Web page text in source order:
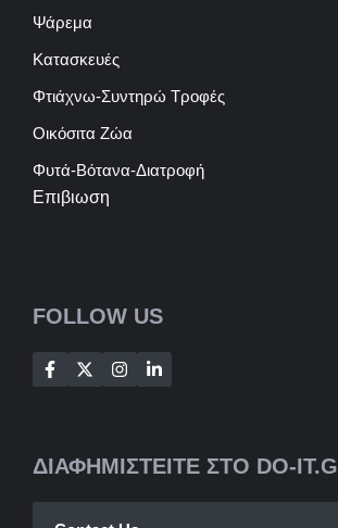
Ψάρεμα
Κατασκευές
Φτιάχνω-Συντηρώ Τροφές
Οικόσιτα Ζώα
Φυτά-Βότανα-Διατροφή
Επιβιωση
FOLLOW US
ΔΙΑΦΗΜΙΣΤΕΙΤΕ ΣΤΟ DO-